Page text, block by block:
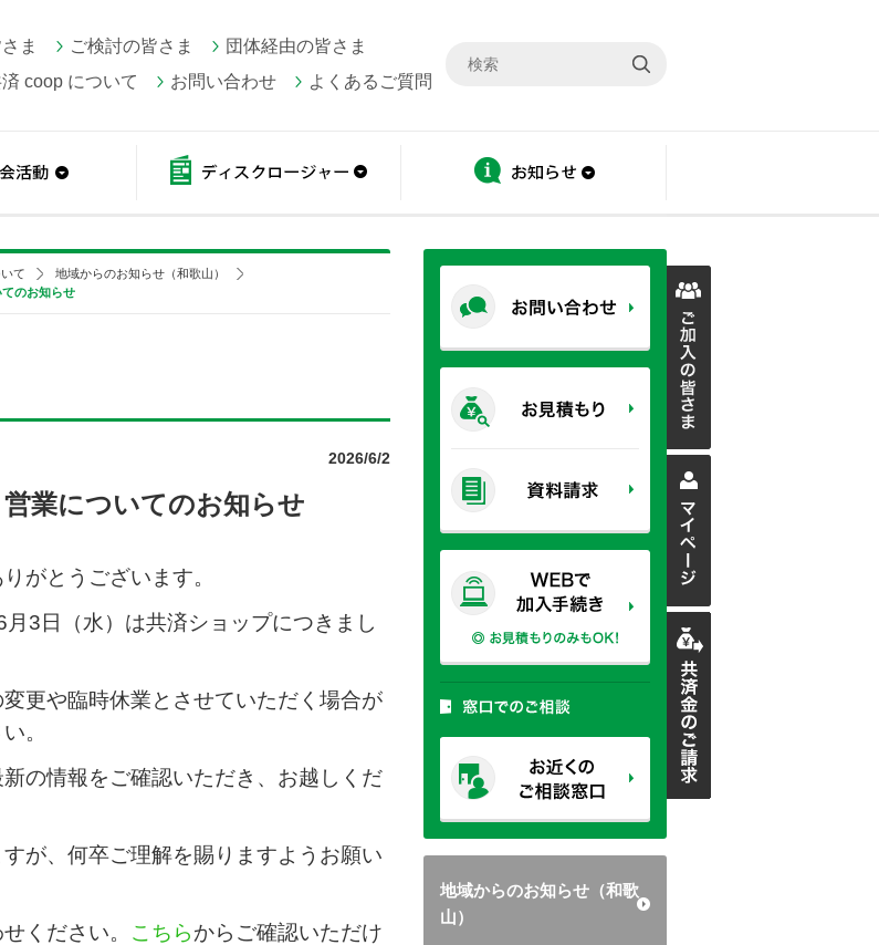
ま ご検討の皆さま
団体経由の皆さま
coop について
お問い合わせ よくあるご質問
地域からのお知らせ（和歌
山）
て
地域からのお知らせ（和歌山）
のお知らせ
2026/6/2
業についてのお知らせ
がとうございます。
月 3 日（水）は共済ショップにつきまし
更や臨時休業とさせていただく場合が
。
の情報をご確認いただき、お越しくだ
が、何卒ご理解を賜りますようお願い
ください。 こちらからご確認いただけ